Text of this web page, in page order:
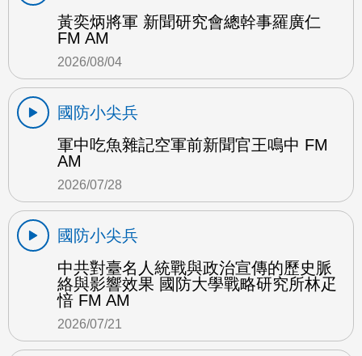
黃奕炳將軍 新聞研究會總幹事羅廣仁
FM AM
2026/08/04
國防小尖兵
軍中吃魚雜記空軍前新聞官王鳴中 FM
AM
2026/07/28
國防小尖兵
中共對臺名人統戰與政治宣傳的歷史脈
絡與影響效果 國防大學戰略研究所林疋
愔 FM AM
2026/07/21